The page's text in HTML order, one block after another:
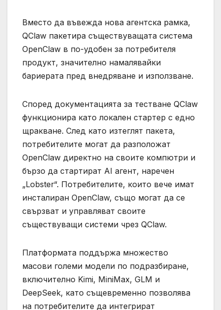
Вместо да въвежда нова агентска рамка,
QClaw пакетира съществуващата система
OpenClaw в по-удобен за потребителя
продукт, значително намалявайки
бариерата пред внедряване и използване.
Според документацията за тестване QClaw
функционира като локален стартер с едно
щракване. След като изтеглят пакета,
потребителите могат да разположат
OpenClaw директно на своите компютри и
бързо да стартират AI агент, наречен
„Lobster“. Потребителите, които вече имат
инсталиран OpenClaw, също могат да се
свързват и управляват своите
съществуващи системи чрез QClaw.
Платформата поддържа множество
масови големи модели по подразбиране,
включително Kimi, MiniMax, GLM и
DeepSeek, като същевременно позволява
на потребителите да интегрират